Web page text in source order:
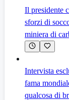
Il presidente
sforzi di
miniera di
Intervista
fama
qualcosa di